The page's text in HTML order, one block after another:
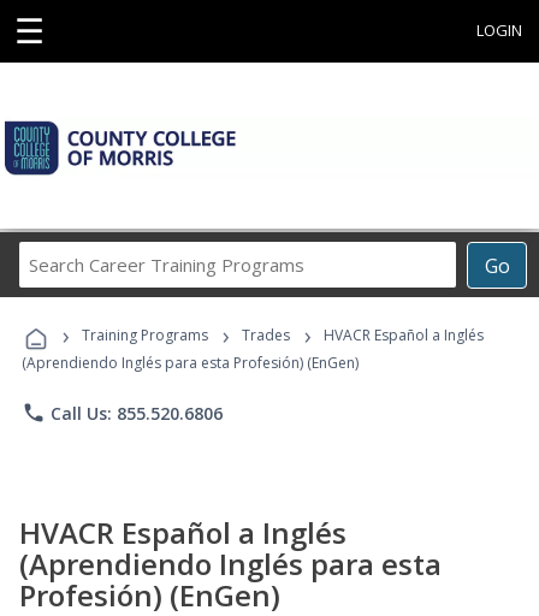
☰ LOGIN
Go
Career
Programs
› Training Programs › Trades ›
HVACR Español a Inglés
(Aprendiendo Inglés para esta Profesión) (EnGen)
phone Call Us: 855.520.6806
HVACR Español a Inglés
(Aprendiendo Inglés para esta
Profesión) (EnGen)